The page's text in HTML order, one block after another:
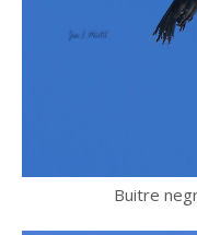
Buitre